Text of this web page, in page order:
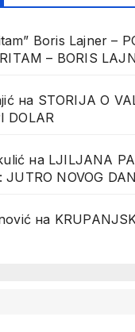
Boris Lajner –
– BORIS
на STORIJA O
DOLAR
на LJILJANA
JUTRO NOVOG
на